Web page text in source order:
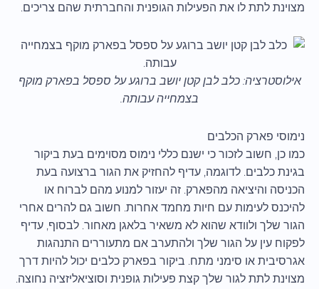
מצוינת לתת לו את הפעילות הגופנית והחברתית שהם צריכים.
אילוסטרציה: כלב לבן קטן יושב ברוגע על ספסל בפארק מוקף
בצמחייה עבותה.
נימוסי פארק הכלבים
כמו כן, חשוב לזכור כי ישנם כללי נימוס מסוימים בעת ביקור
בגינת כלבים. לדוגמה, עדיף להחזיק את הגור ברצועה בעת
הכניסה והיציאה מהפארק. זה יעזור למנוע מהם לברוח או
להיכנס לעימות עם חיות מחמד אחרות. חשוב גם להרים אחרי
הגור שלך ולוודא שהוא לא משאיר בלאגן מאחור. לבסוף, עדיף
לפקוח עין על הגור שלך ולהתערב אם מתעוררים התנהגות
אגרסיבית או סימני מתח. ביקור בפארק כלבים יכול להיות דרך
מצוינת לתת לגור שלך קצת פעילות גופנית וסוציאליזציה נחוצה.